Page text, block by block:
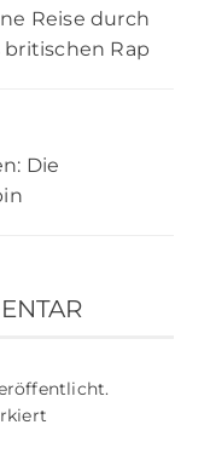
Reise durch
Rap
Die